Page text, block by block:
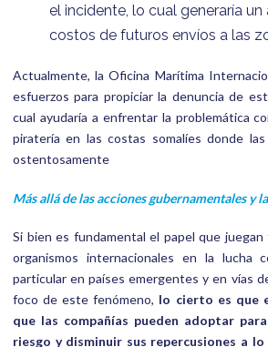
el incidente, lo cual generaría
costos de futuros envíos a las
Actualmente, la Oficina Marítima
esfuerzos para propiciar la denuncia de
cual ayudaría a enfrentar la problemática
piratería en las costas somalíes donde
ostentosamente
Más allá de las acciones gubernamentales y
Si bien es fundamental el papel que
organismos internacionales en la lucha
particular en países emergentes y en vías
foco de este fenómeno, lo cierto es que
que las compañías pueden adoptar
riesgo y disminuir sus repercusiones a